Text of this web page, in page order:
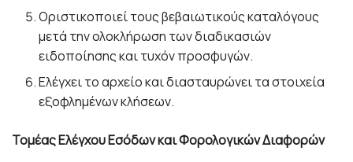
Οριστικοποιεί τους βεβαιωτικούς καταλόγους
μετά την ολοκλήρωση των διαδικασιών
ειδοποίησης και τυχόν προσφυγών.
Ελέγχει το αρχείο και διασταυρώνει τα στοιχεία
εξοφλημένων κλήσεων.
Τομέας Ελέγχου Εσόδων και Φορολογικών Διαφορών